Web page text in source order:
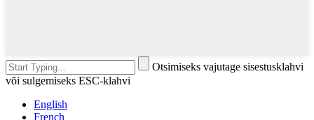
Otsimiseks vajutage sisestusklahvi
või sulgemiseks ESC-klahvi
English
French